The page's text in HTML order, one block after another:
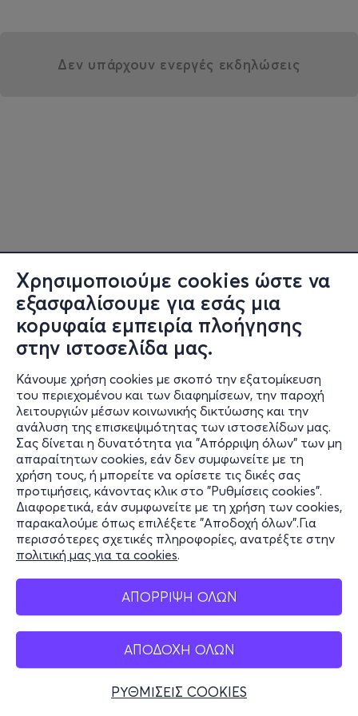
Χρησιμοποιούμε cookies ώστε να
εξασφαλίσουμε για εσάς μια
κορυφαία εμπειρία πλοήγησης
στην ιστοσελίδα μας.
Κάνουμε χρήση cookies με σκοπό την εξατομίκευση
του περιεχομένου και των διαφημίσεων, την παροχή
λειτουργιών μέσων κοινωνικής δικτύωσης και την
ανάλυση της επισκεψιμότητας των ιστοσελίδων μας.
Σας δίνεται η δυνατότητα για "Απόρριψη όλων" των μη
απαραίτητων cookies, εάν δεν συμφωνείτε με τη
χρήση τους, ή μπορείτε να ορίσετε τις δικές σας
προτιμήσεις, κάνοντας κλικ στο "Ρυθμίσεις cookies".
Διαφορετικά, εάν συμφωνείτε με τη χρήση των cookies,
παρακαλούμε όπως επιλέξετε "Αποδοχή όλων".Για
περισσότερες σχετικές πληροφορίες, ανατρέξτε στην
πολιτική μας για τα cookies.
ΑΠΟΡΡΙΨΗ ΟΛΩΝ
ΑΠΟΔΟΧΗ ΟΛΩΝ
ΡΥΘΜΙΣΕΙΣ COOKIES
Δεν υπάρχουν ενεργές εκδηλώσεις